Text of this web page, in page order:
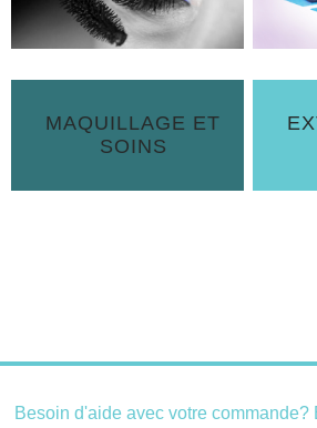
MAQUILLAGE ET
SOINS
Besoin d'aide avec votre commande?